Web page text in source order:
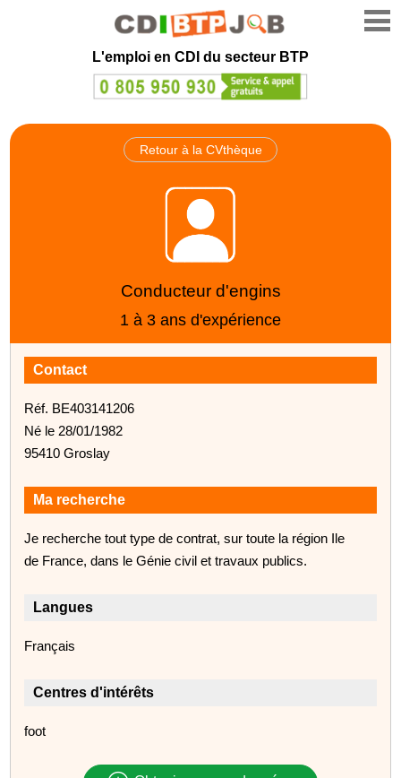
L'emploi en CDI du secteur BTP
Retour à la CVthèque
Conducteur d'engins
1 à 3 ans d'expérience
Contact
Réf. BE403141206
Né le 28/01/1982
95410 Groslay
Ma recherche
Je recherche tout type de contrat, sur toute la région Ile
de France, dans le Génie civil et travaux publics.
Langues
Français
Centres d'intérêts
foot